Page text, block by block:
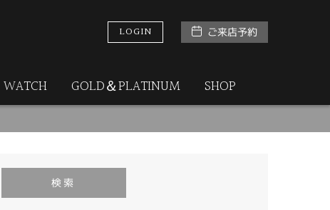
LOGIN ご来店予約
WATCH GOLD＆PLATINUM SHOP